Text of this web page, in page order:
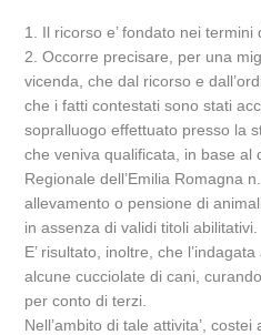
1. Il ricorso e’ fondato nei termini
2. Occorre precisare, per una
vicenda, che dal ricorso e
che i fatti contestati sono stati
sopralluogo effettuato presso la
che veniva qualificata, in base al
Regionale dell’Emilia Romagna
allevamento o pensione di
in assenza di validi titoli abilitativi.
E’ risultato, inoltre, che
alcune cucciolate di cani,
per conto di terzi.
Nell’ambito di tale attivita’,